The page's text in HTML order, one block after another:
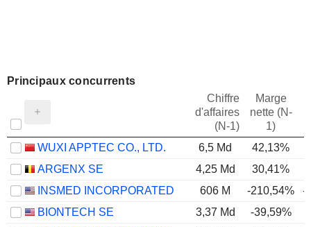
Principaux concurrents
Chiffre
d'affaires
(N-1)
Marge
nette (N-
1)
WUXI APPTEC CO., LTD. 6,5 Md 42,13%
ARGENX SE
4,25 Md 30,41%
INSMED INCORPORATED
606 M -210,54%
-
BIONTECH SE
3,37 Md -39,59%